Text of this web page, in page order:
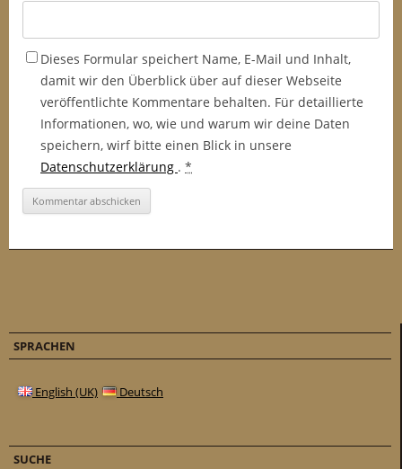
Dieses Formular speichert Name, E-Mail und Inhalt,
damit wir den Überblick über auf dieser Webseite
veröffentlichte Kommentare behalten. Für detaillierte
Informationen, wo, wie und warum wir deine Daten
speichern, wirf bitte einen Blick in unsere
Datenschutzerklärung . *
SPRACHEN
English (UK) Deutsch
SUCHE